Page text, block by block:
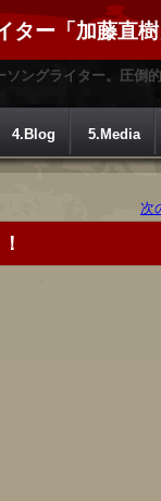
ター「加藤直
ングライター。圧倒
4.Blog 5.Media
次